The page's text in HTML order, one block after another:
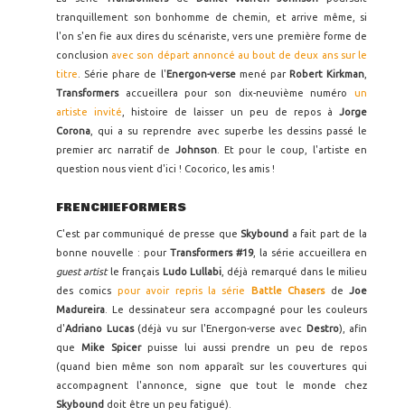
tranquillement son bonhomme de chemin, et arrive même, si
l'on s'en fie aux dires du scénariste, vers une première forme de
conclusion avec son départ annoncé au bout de deux ans sur le
titre . Série phare de l'Energon-verse mené par Robert Kirkman
Transformers
accueillera pour son dix-neuvième numéroun
artiste invité , histoire de laisser un peu de repos àJorge
Corona , qui a su reprendre avec superbe les dessins passé le
premier arc narratif de Johnson. Et pour le coup, l'artiste en
question nous vient d'ici ! Cocorico, les amis !
FRENCHIEFORMERS
C'est par communiqué de presse que Skybound a fait part de la
bonne nouvelle : pour Transformers #19, la série accueillera en
guest artist le français Ludo Lullabi , déjà remarqué dans le milieu
des comics pour avoir repris la série Battle Chasers deJoe
Madureira . Le dessinateur sera accompagné pour les couleurs
d'Adriano Lucas (déjà vu sur l'Energon-verse avec Destro), afin
que Mike Spicer puisse lui aussi prendre un peu de repos
(quand bien même son nom apparaît sur les couvertures qui
accompagnent l'annonce, signe que tout le monde chez
Skybound doit être un peu fatigué).